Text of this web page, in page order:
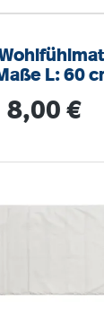
L: 60
Regulärer
8,00 €